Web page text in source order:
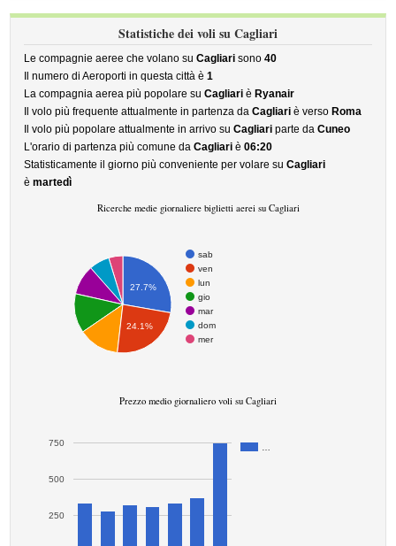
Statistiche dei voli su Cagliari
Le compagnie aeree che volano suCagliari sono40
Il numero di Aeroporti in questa città è1
La compagnia aerea più popolare suCagliari è Ryanair
Il volo più frequente attualmente in partenza daCagliari è verso Roma
Il volo più popolare attualmente in arrivo suCagliari parte daCuneo
L'orario di partenza più comune daCagliari è06:20
Statisticamente il giorno più conveniente per volare suCagliari
èmartedì
Ricerche medie giornaliere biglietti aerei su Cagliari
sab
ven
lun
gio
mar
dom
mer
27.7%
24.1%
Prezzo medio giornaliero voli su Cagliari
250
500
750